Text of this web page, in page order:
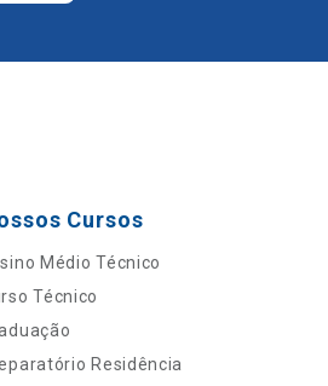
Cursos
Médio Técnico
Técnico
Residência